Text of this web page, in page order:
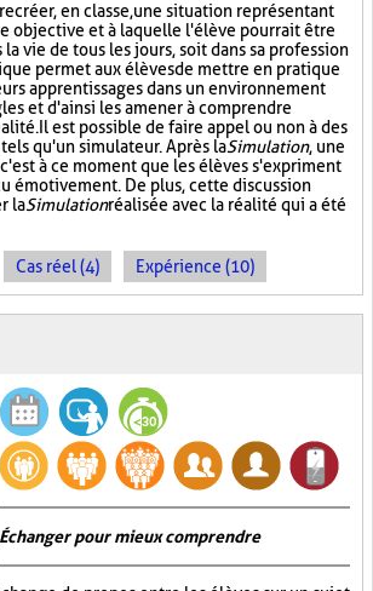
en classe, une situation représentant
objective et à laquelle l'élève pourrait être
vie de tous les jours, soit dans sa profession
permet aux élèves de mettre en pratique
apprentissages dans un environnement
et d'ainsi les amener à comprendre
Il est possible de faire appel ou non à des
qu'un simulateur. Après laSimulation, une
à ce moment que les élèves s'expriment
émotivement. De plus, cette discussion
laSimulationréalisée avec la réalité qui a été
Cas réel (4) Expérience (10)
Échanger pour mieux comprendre